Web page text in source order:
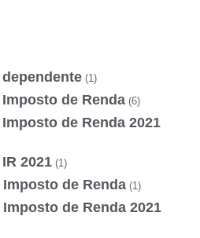
(1)
de Renda (6)
de Renda 2021
2021 (1)
de Renda (1)
de Renda 2021